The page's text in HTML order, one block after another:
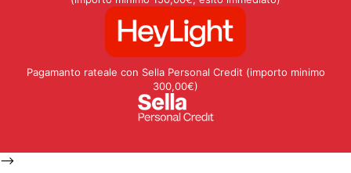
Pagamanto rateale con Sella Personal Credit (importo minimo
300,00€)
-->